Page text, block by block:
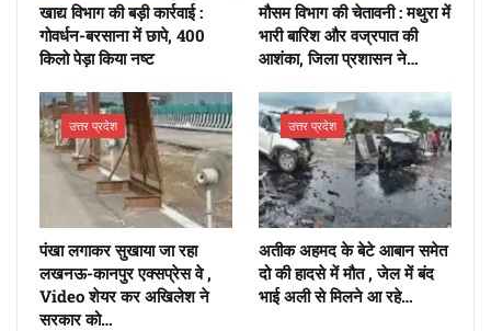
खाद्य विभाग की बड़ी कार्रवाई :
गोवर्धन-बरसाना में छापे, 400
किलो पेड़ा किया नष्ट
मौसम विभाग की चेतावनी : मथुरा में
भारी बारिश और वज्रपात की
आशंका, जिला प्रशासन ने…
उत्तर प्रदेश
पंखा लगाकर सुखाया जा रहा
लखनऊ-कानपुर एक्सप्रेस वे ,
Video शेयर कर अखिलेश ने
सरकार को…
उत्तर प्रदेश
अतीक अहमद के बेटे आबान समेत
दो की हादसे में मौत , जेल में बंद
भाई अली से मिलने आ रहे…